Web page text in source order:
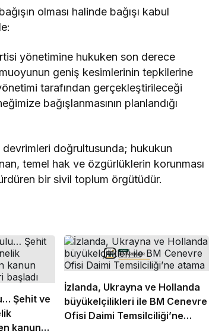
olması halinde bağışı kabul
yönetimine hukuken son derece
geniş kesimlerinin tepkilerine
tarafından gerçekleştirileceği
bağışlanmasının planlandığı
doğrultusunda; hukukun
temel hak ve özgürlüklerin korunması
bir sivil toplum örgütüdür.
Şehit ve
kanun
İzlanda, Ukrayna ve Hollanda
büyükelçilikleri ile BM Cenevre
Ofisi Daimi Temsilciliği’ne